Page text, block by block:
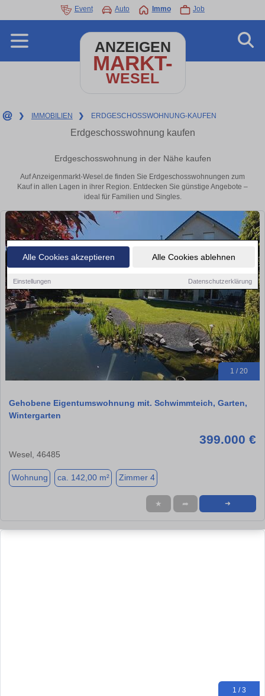
Alle Cookies akzeptieren Alle Cookies ablehnen
Einstellungen Datenschutzerklärung
Event Auto Immo Job
ANZEIGEN
MARKT-
WESEL
❯ IMMOBILIEN ❯ ERDGESCHOSSWOHNUNG-KAUFEN
Erdgeschosswohnung kaufen
Erdgeschosswohnung in der Nähe kaufen
Auf Anzeigenmarkt-Wesel.de finden Sie Erdgeschosswohnungen zum
Kauf in allen Lagen in ihrer Region. Entdecken Sie günstige Angebote –
ideal für Familien und Singles.
1 / 20
Gehobene Eigentumswohnung mit. Schwimmteich, Garten,
Wintergarten
399.000 €
Wesel, 46485
Wohnung ca. 142,00 m² Zimmer 4
★ ➦ ➜
1 / 3